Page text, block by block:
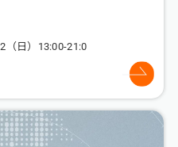
（日）13:00-21:0